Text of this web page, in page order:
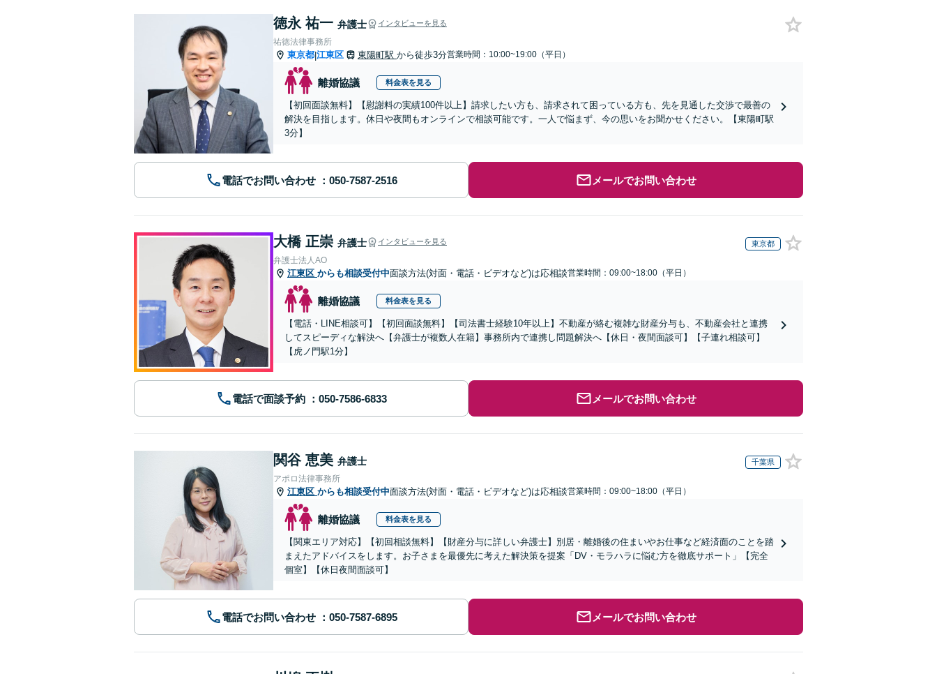
徳永 祐一 弁護士 インタビューを見る
祐徳法律事務所
東京都|江東区 東陽町駅 から徒歩3分営業時間：10:00~19:00（平日）
離婚協議 料金表を見る
【初回面談無料】【慰謝料の実績100件以上】請求したい方も、請求されて困っている方も、先を見通した交渉で最善の
解決を目指します。休日や夜間もオンラインで相談可能です。一人で悩まず、今の思いをお聞かせください。【東陽町駅
3分】
電話でお問い合わせ メールでお問い合わせ
大橋 正崇 弁護士 インタビューを見る 東京都
弁護士法人AO
江東区 からも相談受付中面談方法(対面・電話・ビデオなど)は応相談営業時間：09:00~18:00（平日）
離婚協議 料金表を見る
【電話・LINE相談可】【初回面談無料】【司法書士経験10年以上】不動産が絡む複雑な財産分与も、不動産会社と連携
してスピーディな解決へ【弁護士が複数人在籍】事務所内で連携し問題解決へ【休日・夜間面談可】【子連れ相談可】
【虎ノ門駅1分】
電話で面談予約 メールでお問い合わせ
関谷 恵美 弁護士 千葉県
アポロ法律事務所
江東区 からも相談受付中面談方法(対面・電話・ビデオなど)は応相談営業時間：09:00~18:00（平日）
離婚協議 料金表を見る
【関東エリア対応】【初回相談無料】【財産分与に詳しい弁護士】別居・離婚後の住まいやお仕事など経済面のことを踏
まえたアドバイスをします。お子さまを最優先に考えた解決策を提案「DV・モラハラに悩む方を徹底サポート」【完全
個室】【休日夜間面談可】
電話でお問い合わせ メールでお問い合わせ